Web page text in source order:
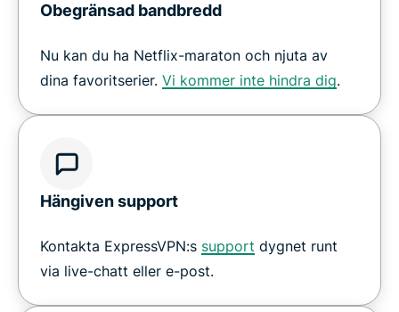
Obegränsad bandbredd
Nu kan du ha Netflix-maraton och njuta av
dina favoritserier. Vi kommer inte hindra dig.
Hängiven support
Kontakta ExpressVPN:s support dygnet runt
via live-chatt eller e-post.